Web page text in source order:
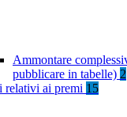
Ammontare
pubblicare in tabelle) 2
relativi ai premi 15